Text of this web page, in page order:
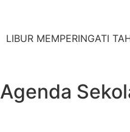
LIBUR MEMPERINGATI
Agenda